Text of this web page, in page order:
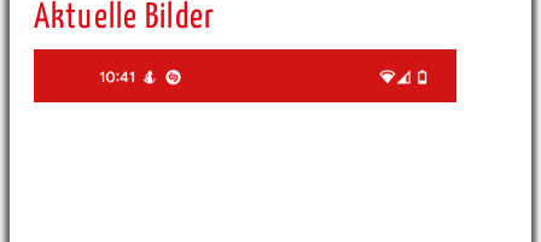
Aktuelle Bilder